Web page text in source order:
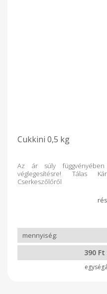
Cukkini 0,5 kg
Az ár súly
véglegesítésre! Tálas
Cserkeszőlőről
390